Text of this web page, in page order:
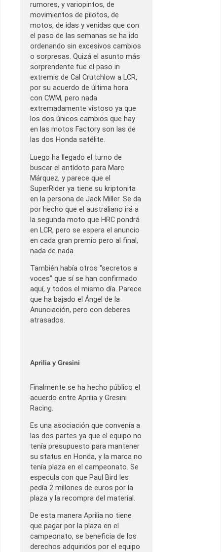
rumores, y variopintos, de
movimientos de pilotos, de
motos, de idas y venidas que con
el paso de las semanas se ha ido
ordenando sin excesivos cambios
o sorpresas. Quizá el asunto más
sorprendente fue el paso in
extremis de Cal Crutchlow a LCR,
por su acuerdo de última hora
con CWM, pero nada
extremadamente vistoso ya que
los dos únicos cambios que hay
en las motos Factory son las de
las dos Honda satélite.
Luego ha llegado el turno de
buscar el antídoto para Marc
Márquez, y parece que el
SuperRider ya tiene su kriptonita
en la persona de Jack Miller. Se da
por hecho que el australiano irá a
la segunda moto que HRC pondrá
en LCR, pero se espera el anuncio
en cada gran premio pero al final,
nada de nada.
También había otros “secretos a
voces” que sí se han confirmado
aquí, y todos el mismo día. Parece
que ha bajado el Ángel de la
Anunciación, pero con deberes
atrasados.
Aprilia y Gresini
Finalmente se ha hecho público el
acuerdo entre Aprilia y Gresini
Racing.
Es una asociación que convenía a
las dos partes ya que el equipo no
tenía presupuesto para mantener
su status en Honda, y la marca no
tenía plaza en el campeonato. Se
especula con que Paul Bird les
pedía 2 millones de euros por la
plaza y la recompra del material.
De esta manera Aprilia no tiene
que pagar por la plaza en el
campeonato, se beneficia de los
derechos adquiridos por el equipo